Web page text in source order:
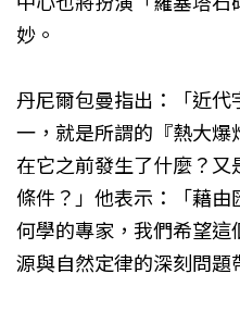
妙。
丹尼爾包曼指出：「近
一，就是所謂的『熱大
在它之前發生了什麼？
條件？」他表示：「藉
何學的專家，我們希望
源與自然定律的深刻問題